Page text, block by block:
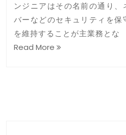
ンジニアはその名前の通り
バーなどのセキュリティを
を維持することが主業務とな
Read More